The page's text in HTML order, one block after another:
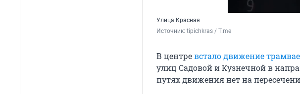
Улица Красная
Источник: tipichkras / T.me
В центревстало движение
улиц Садовой и Кузнечной в
путях движения нет на